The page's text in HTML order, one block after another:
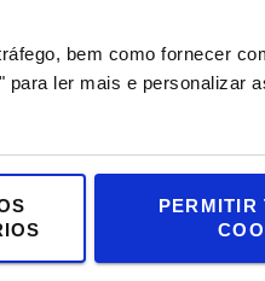
bem como fornecer
ler mais e personalizar
PERMITIR